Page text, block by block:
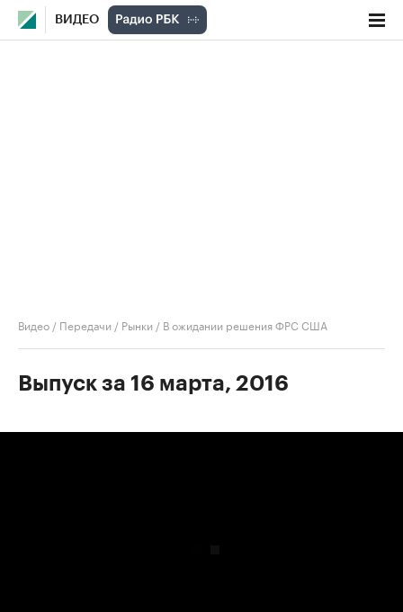
ВИДЕО
Видео / Передачи / Рынки / В ожидании решения ФРС США
Выпуск за 16 марта, 2016